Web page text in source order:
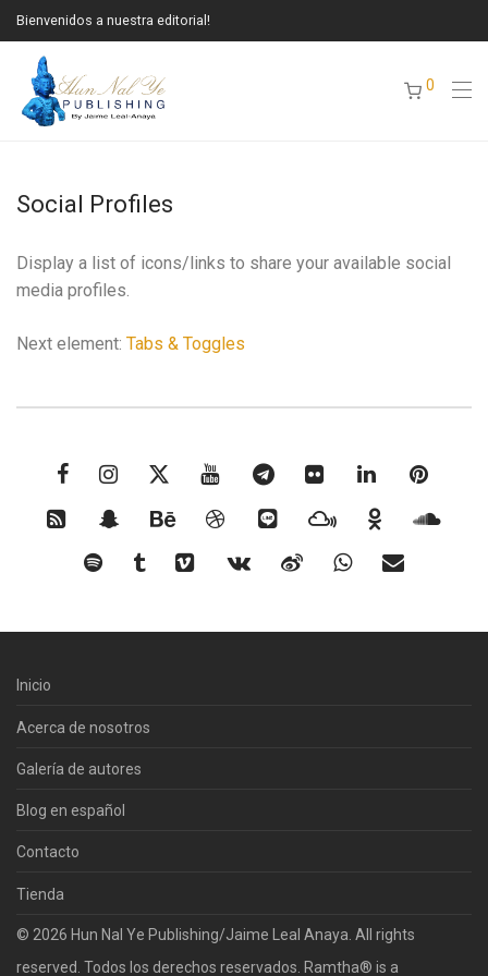
Bienvenidos a nuestra editorial!
0
Social Profiles
Display a list of icons/links to share your available social
media profiles.
Next element: Tabs & Toggles
Inicio
Acerca de nosotros
Galería de autores
Blog en español
Contacto
Tienda
© 2026 Hun Nal Ye Publishing/Jaime Leal Anaya. All rights
reserved. Todos los derechos reservados. Ramtha® is a